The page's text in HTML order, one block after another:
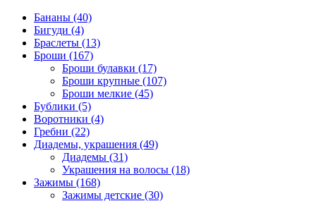
Бананы (40)
Бигуди (4)
Браслеты (13)
Броши (167)
Броши булавки (17)
Броши крупные (107)
Броши мелкие (45)
Бублики (5)
Воротники (4)
Гребни (22)
Диадемы, украшения (49)
Диадемы (31)
Украшения на волосы (18)
Зажимы (168)
Зажимы детские (30)